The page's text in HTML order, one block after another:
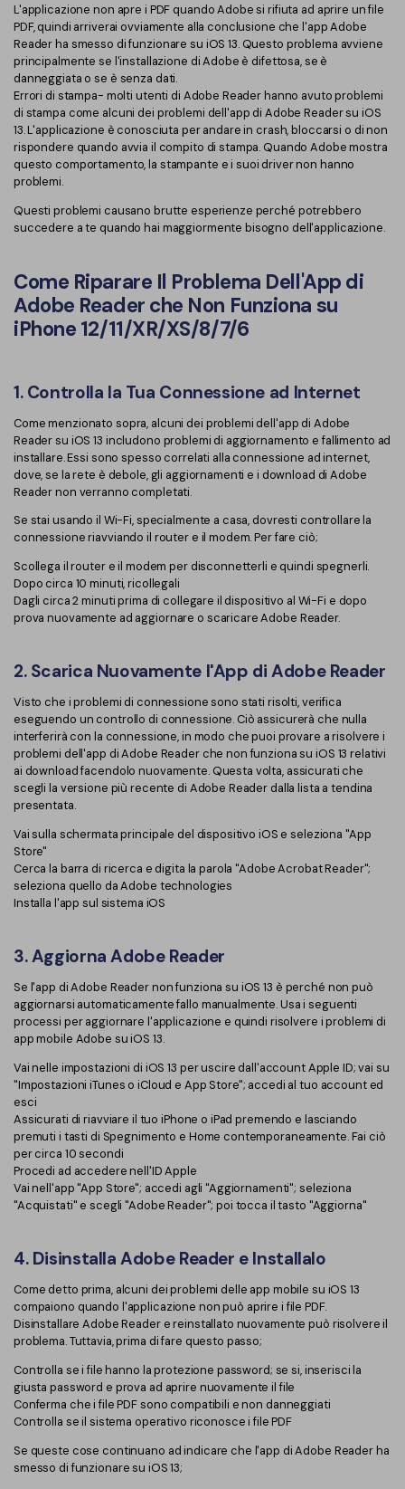
L'applicazione non apre i PDF quando Adobe si rifiuta ad aprire un file
PDF, quindi arriverai ovviamente alla conclusione che l'app Adobe
Reader ha smesso di funzionare su iOS 13. Questo problema avviene
principalmente se l'installazione di Adobe è difettosa, se è
danneggiata o se è senza dati.
Errori di stampa- molti utenti di Adobe Reader hanno avuto problemi
di stampa come alcuni dei problemi dell'app di Adobe Reader su iOS
13. L'applicazione è conosciuta per andare in crash, bloccarsi o di non
rispondere quando avvia il compito di stampa. Quando Adobe mostra
questo comportamento, la stampante e i suoi driver non hanno
problemi.
Questi problemi causano brutte esperienze perché potrebbero
succedere a te quando hai maggiormente bisogno dell'applicazione.
Come Riparare Il Problema Dell'App di
Adobe Reader che Non Funziona su
iPhone 12/11/XR/XS/8/7/6
1. Controlla la Tua Connessione ad Internet
Come menzionato sopra, alcuni dei problemi dell'app di Adobe
Reader su iOS 13 includono problemi di aggiornamento e fallimento ad
installare. Essi sono spesso correlati alla connessione ad internet,
dove, se la rete è debole, gli aggiornamenti e i download di Adobe
Reader non verranno completati.
Se stai usando il Wi-Fi, specialmente a casa, dovresti controllare la
connessione riavviando il router e il modem. Per fare ciò;
Scollega il router e il modem per disconnetterli e quindi spegnerli.
Dopo circa 10 minuti, ricollegali
Dagli circa 2 minuti prima di collegare il dispositivo al Wi-Fi e dopo
prova nuovamente ad aggiornare o scaricare Adobe Reader.
2. Scarica Nuovamente l'App di Adobe Reader
Visto che i problemi di connessione sono stati risolti, verifica
eseguendo un controllo di connessione. Ciò assicurerà che nulla
interferirà con la connessione, in modo che puoi provare a risolvere i
problemi dell'app di Adobe Reader che non funziona su iOS 13 relativi
ai download facendolo nuovamente. Questa volta, assicurati che
scegli la versione più recente di Adobe Reader dalla lista a tendina
presentata.
Vai sulla schermata principale del dispositivo iOS e seleziona "App
Store"
Cerca la barra di ricerca e digita la parola "Adobe Acrobat Reader";
seleziona quello da Adobe technologies
Installa l'app sul sistema iOS
3. Aggiorna Adobe Reader
Se l'app di Adobe Reader non funziona su iOS 13 è perché non può
aggiornarsi automaticamente fallo manualmente. Usa i seguenti
processi per aggiornare l'applicazione e quindi risolvere i problemi di
app mobile Adobe su iOS 13.
Vai nelle impostazioni di iOS 13 per uscire dall'account Apple ID; vai su
"Impostazioni iTunes o iCloud e App Store"; accedi al tuo account ed
esci
Assicurati di riavviare il tuo iPhone o iPad premendo e lasciando
premuti i tasti di Spegnimento e Home contemporaneamente. Fai ciò
per circa 10 secondi
Procedi ad accedere nell'ID Apple
Vai nell'app "App Store"; accedi agli "Aggiornamenti"; seleziona
"Acquistati" e scegli "Adobe Reader"; poi tocca il tasto "Aggiorna"
4. Disinstalla Adobe Reader e Installalo
Come detto prima, alcuni dei problemi delle app mobile su iOS 13
compaiono quando l'applicazione non può aprire i file PDF.
Disinstallare Adobe Reader e reinstallato nuovamente può risolvere il
problema. Tuttavia, prima di fare questo passo;
Controlla se i file hanno la protezione password; se si, inserisci la
giusta password e prova ad aprire nuovamente il file
Conferma che i file PDF sono compatibili e non danneggiati
Controlla se il sistema operativo riconosce i file PDF
Se queste cose continuano ad indicare che l'app di Adobe Reader ha
smesso di funzionare su iOS 13;